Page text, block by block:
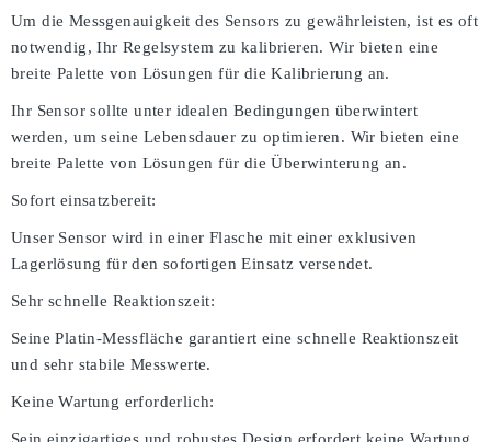
Um die Messgenauigkeit des Sensors zu gewährleisten, ist es oft
notwendig, Ihr Regelsystem zu kalibrieren. Wir bieten eine
breite Palette von Lösungen für die Kalibrierung an.
Ihr Sensor sollte unter idealen Bedingungen überwintert
werden, um seine Lebensdauer zu optimieren. Wir bieten eine
breite Palette von Lösungen für die Überwinterung an.
Sofort einsatzbereit:
Unser Sensor wird in einer Flasche mit einer exklusiven
Lagerlösung für den sofortigen Einsatz versendet.
Sehr schnelle Reaktionszeit:
Seine Platin-Messfläche garantiert eine schnelle Reaktionszeit
und sehr stabile Messwerte.
Keine Wartung erforderlich: